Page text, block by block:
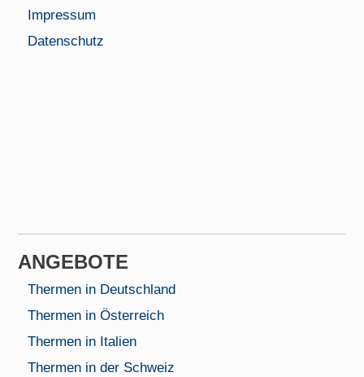
Impressum
Datenschutz
AN­GEBOTE
Thermen in Deutschland
Thermen in Österreich
Thermen in Italien
Thermen in der Schweiz